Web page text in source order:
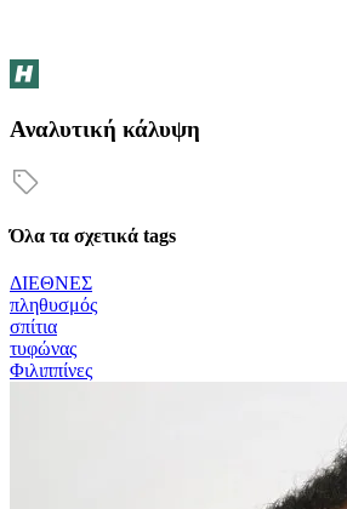
Αναλυτική κάλυψη
Όλα τα σχετικά tags
ΔΙΕΘΝΕΣ
πληθυσμός
σπίτια
τυφώνας
Φιλιππίνες